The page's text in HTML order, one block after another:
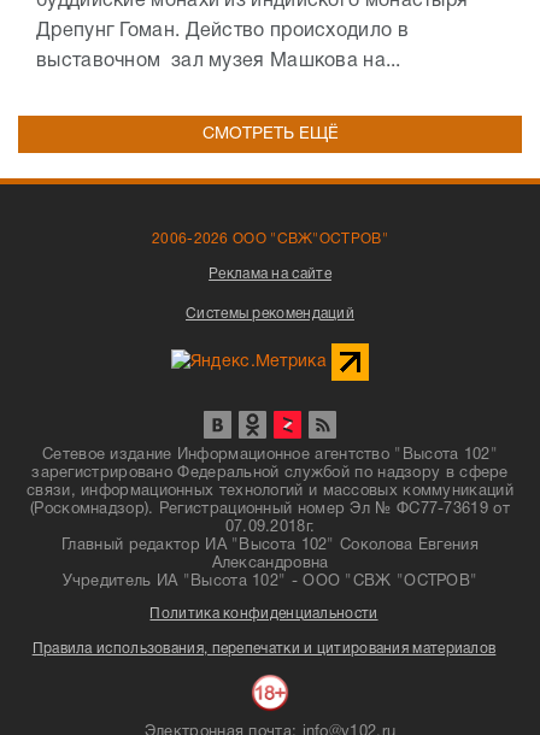
Дрепунг Гоман. Действо происходило в
выставочном зал музея Машкова на...
СМОТРЕТЬ ЕЩЁ
2006-2026 ООО "СВЖ"ОСТРОВ"
Реклама на сайте
Системы рекомендаций
Сетевое издание Информационное агентство "Высота 102"
зарегистрировано Федеральной службой по надзору в сфере
связи, информационных технологий и массовых коммуникаций
(Роскомнадзор). Регистрационный номер Эл № ФС77-73619 от
07.09.2018г.
Главный редактор ИА "Высота 102" Соколова Евгения
Александровна
Учредитель ИА "Высота 102" - ООО "СВЖ "ОСТРОВ"
Политика конфиденциальности
Правила использования, перепечатки и цитирования материалов